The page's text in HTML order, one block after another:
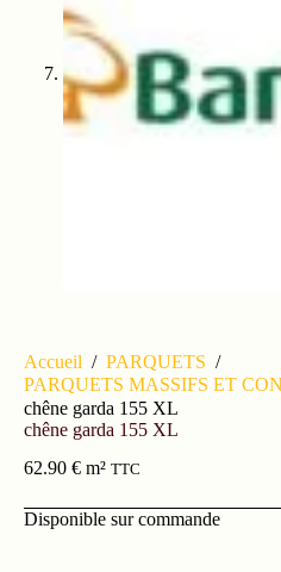
Accueil / PARQUETS /
PARQUETS MASSIFS ET
chêne garda 155 XL
chêne garda 155 XL
62.90 € m² TTC
Disponible sur commande